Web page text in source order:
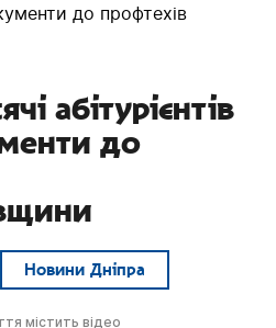
до профтехів
абітурієнтів
до
Новини Дніпра
містить відео